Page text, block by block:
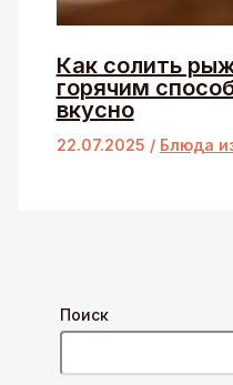
Как солить
горячим
вкусно
22.07.2025 / Блюда
Поиск